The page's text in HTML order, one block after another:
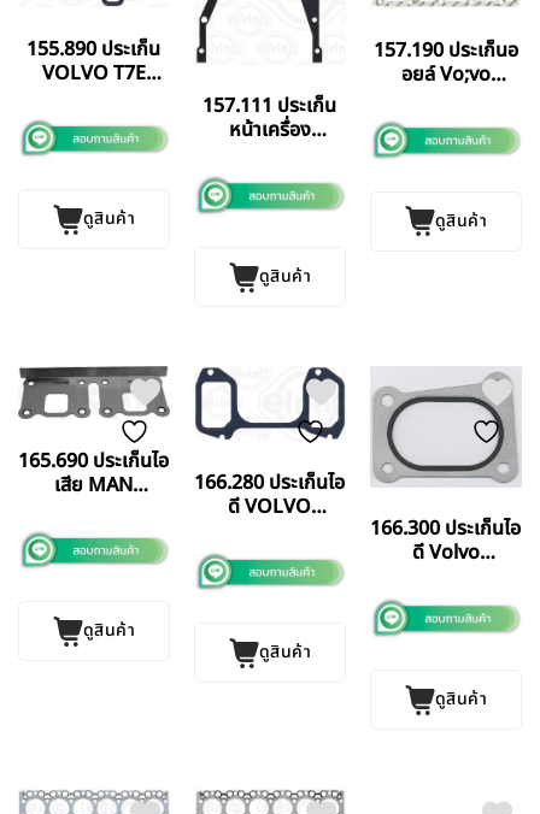
155.890 ประเก็น
VOLVO T7E
GERMANY แท้
ดูสินค้า
157.111 ประเก็น
หน้าเครื่อง
D7/TD720
ELRING
ดูสินค้า
157.190 ประเก็นอ
อยล์ Vo;vo
ดูสินค้า
165.690 ประเก็นไอ
เสีย MAN
GERMANY แท้
ดูสินค้า
166.280 ประเก็นไอ
ดี VOLVO
แท้
ดูสินค้า
166.300 ประเก็นไอ
ดี Volvo
ดูสินค้า